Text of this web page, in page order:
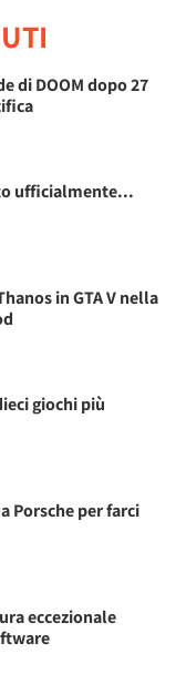
di DOOM dopo 27
ufficialmente...
in GTA V nella
giochi più
Porsche per farci
eccezionale